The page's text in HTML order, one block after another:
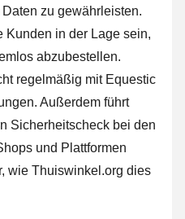
zu gewährleisten.
Kunden in der Lage sein,
abzubestellen.
regelmäßig mit Equestic
Außerdem führt
Sicherheitscheck bei den
und Plattformen
wie Thuiswinkel.org dies